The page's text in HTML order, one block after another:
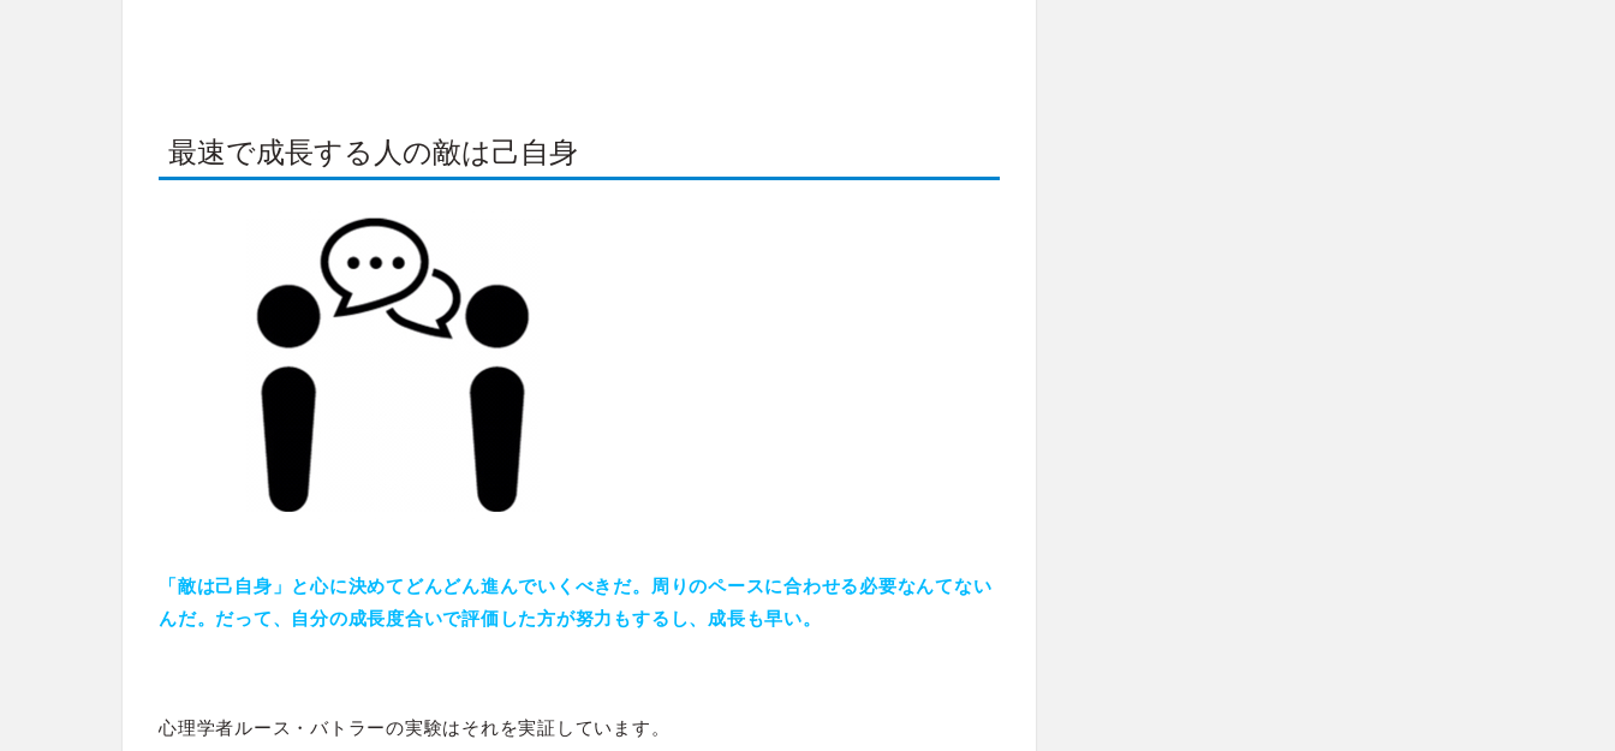
最速で成長する人の敵は己自身
「敵は己自身」と心に決めてどんどん進んでいくべきだ。周りのペースに合わせる必要なんてない
んだ。だって、自分の成長度合いで評価した方が努力もするし、成長も早い。
心理学者ルース・バトラーの実験はそれを実証しています。